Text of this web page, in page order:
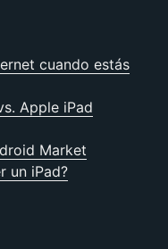
cuando estás
Apple iPad
Market
un iPad?